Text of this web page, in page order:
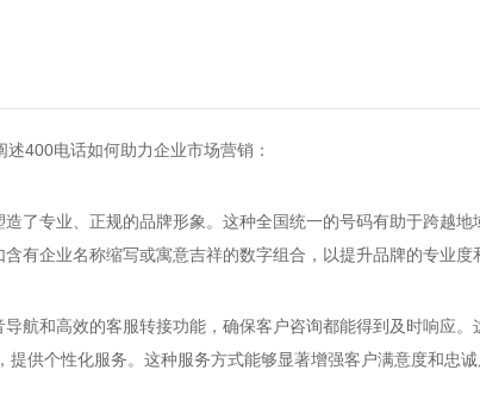
400电话如何助力企业市场营销：
了专业、正规的品牌形象。这种全国统一的号码有助于跨越
有企业名称缩写或寓意吉祥的数字组合，以提升品牌的专业度
航和高效的客服转接功能，确保客户咨询都能得到及时响应
提供个性化服务。这种服务方式能够显著增强客户满意度和忠